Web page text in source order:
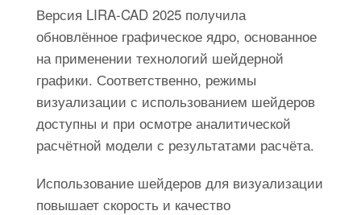
Версия LIRA-CAD 2025 получила
обновлённое графическое ядро, основанное
на применении технологий шейдерной
графики. Соответственно, режимы
визуализации с использованием шейдеров
доступны и при осмотре аналитической
расчётной модели с результатами расчёта.
Использование шейдеров для визуализации
повышает скорость и качество